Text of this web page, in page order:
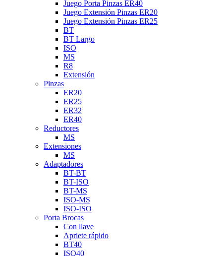
Juego Porta Pinzas ER40
Juego Extensión Pinzas ER20
Juego Extensión Pinzas ER25
BT
BT Largo
ISO
MS
R8
Extensión
Pinzas
ER20
ER25
ER32
ER40
Reductores
MS
Extensiones
MS
Adaptadores
BT-BT
BT-ISO
BT-MS
ISO-MS
ISO-ISO
Porta Brocas
Con llave
Apriete rápido
BT40
ISO40